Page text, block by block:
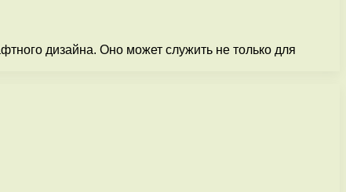
дизайна. Оно может служить не только для